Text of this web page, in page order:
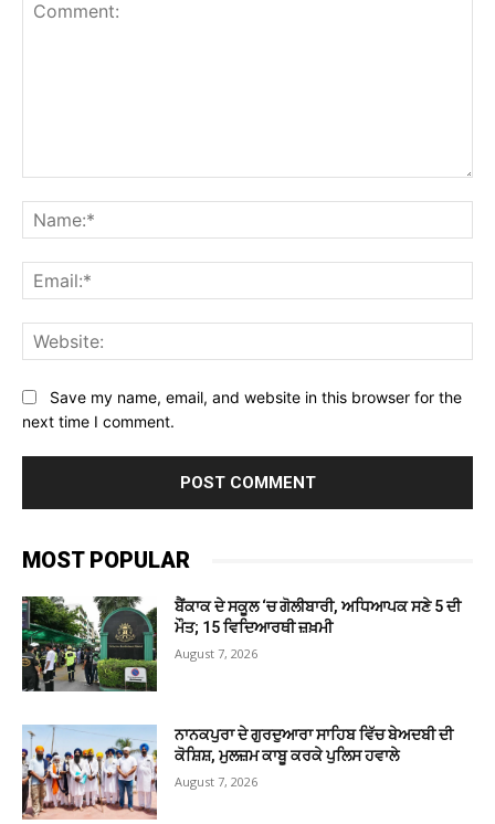
Save my name, email, and website in this browser for the
next time I comment.
MOST POPULAR
ਬੈਂਕਾਕ ਦੇ ਸਕੂਲ ‘ਚ ਗੋਲੀਬਾਰੀ, ਅਧਿਆਪਕ ਸਣੇ 5 ਦੀ
ਮੌਤ; 15 ਵਿਦਿਆਰਥੀ ਜ਼ਖ਼ਮੀ
August 7, 2026
ਨਾਨਕਪੁਰਾ ਦੇ ਗੁਰਦੁਆਰਾ ਸਾਹਿਬ ਵਿੱਚ ਬੇਅਦਬੀ ਦੀ
ਕੋਸ਼ਿਸ਼, ਮੁਲਜ਼ਮ ਕਾਬੂ ਕਰਕੇ ਪੁਲਿਸ ਹਵਾਲੇ
August 7, 2026